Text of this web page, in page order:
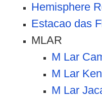
Hemisphere
Estacao das
MLAR
M Lar
M Lar
M Lar